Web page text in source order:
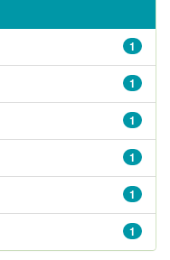
1
1
1
1
1
1